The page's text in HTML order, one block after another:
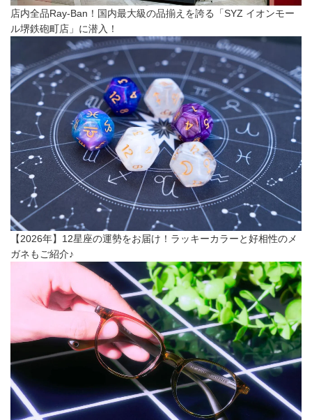
店内全品Ray-Ban！国内最大級の品揃えを誇る「SYZ イオンモー
ル堺鉄砲町店」に潜入！
【2026年】12星座の運勢をお届け！ラッキーカラーと好相性のメ
ガネもご紹介♪